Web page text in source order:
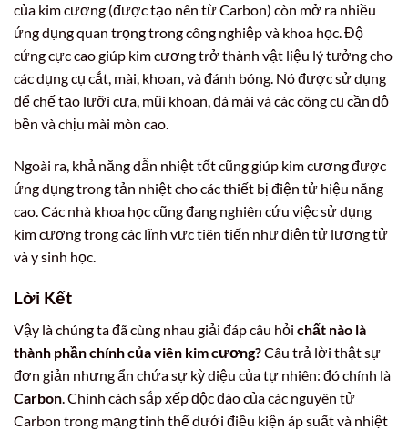
của kim cương (được tạo nên từ Carbon) còn mở ra nhiều
ứng dụng quan trọng trong công nghiệp và khoa học. Độ
cứng cực cao giúp kim cương trở thành vật liệu lý tưởng cho
các dụng cụ cắt, mài, khoan, và đánh bóng. Nó được sử dụng
để chế tạo lưỡi cưa, mũi khoan, đá mài và các công cụ cần độ
bền và chịu mài mòn cao.
Ngoài ra, khả năng dẫn nhiệt tốt cũng giúp kim cương được
ứng dụng trong tản nhiệt cho các thiết bị điện tử hiệu năng
cao. Các nhà khoa học cũng đang nghiên cứu việc sử dụng
kim cương trong các lĩnh vực tiên tiến như điện tử lượng tử
và y sinh học.
Lời Kết
Vậy là chúng ta đã cùng nhau giải đáp câu hỏi chất nào là
thành phần chính của viên kim cương?Câu trả lời thật sự
đơn giản nhưng ẩn chứa sự kỳ diệu của tự nhiên: đó chính là
Carbon . Chính cách sắp xếp độc đáo của các nguyên tử
Carbon trong mạng tinh thể dưới điều kiện áp suất và nhiệt